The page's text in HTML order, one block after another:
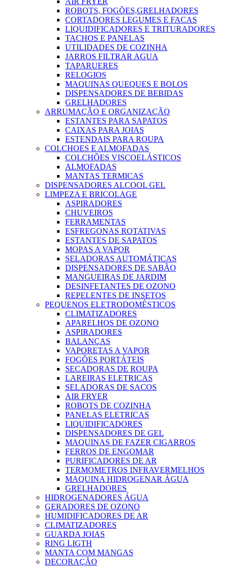
ROBOTS, FOGÕES,GRELHADORES
CORTADORES LEGUMES E FACAS
LIQUIDIFICADORES E TRITURADORES
TACHOS E PANELAS
UTILIDADES DE COZINHA
JARROS FILTRAR AGUA
TAPARUERES
RELOGIOS
MAQUINAS QUEQUES E BOLOS
DISPENSADORES DE BEBIDAS
GRELHADORES
ARRUMAÇÃO E ORGANIZAÇÃO
ESTANTES PARA SAPATOS
CAIXAS PARA JOIAS
ESTENDAIS PARA ROUPA
COLCHOES E ALMOFADAS
COLCHÕES VISCOELÁSTICOS
ALMOFADAS
MANTAS TERMICAS
DISPENSADORES ALCOOL GEL
LIMPEZA E BRICOLAGE
ASPIRADORES
CHUVEIROS
FERRAMENTAS
ESFREGONAS ROTATIVAS
ESTANTES DE SAPATOS
MOPAS A VAPOR
SELADORAS AUTOMÁTICAS
DISPENSADORES DE SABÃO
MANGUEIRAS DE JARDIM
DESINFETANTES DE OZONO
REPELENTES DE INSETOS
PEQUENOS ELETRODOMÉSTICOS
CLIMATIZADORES
APARELHOS DE OZONO
ASPIRADORES
BALANÇAS
VAPORETAS A VAPOR
FOGÕES PORTÁTEIS
SECADORAS DE ROUPA
LAREIRAS ELETRICAS
SELADORAS DE SACOS
AIR FRYER
ROBOTS DE COZINHA
PANELAS ELETRICAS
LIQUIDIFICADORES
DISPENSADORES DE GEL
MAQUINAS DE FAZER CIGARROS
FERROS DE ENGOMAR
PURIFICADORES DE AR
TERMOMETROS INFRAVERMELHOS
MAQUINA HIDROGENAR ÁGUA
GRELHADORES
HIDROGENADORES ÁGUA
GERADORES DE OZONO
HUMIDIFICADORES DE AR
CLIMATIZADORES
GUARDA JOIAS
RING LIGTH
MANTA COM MANGAS
DECORAÇÃO